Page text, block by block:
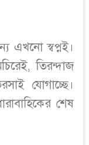
এখনো স্বপ্নই।
তিরন্দাজ
যোগাচ্ছে।
শেষ